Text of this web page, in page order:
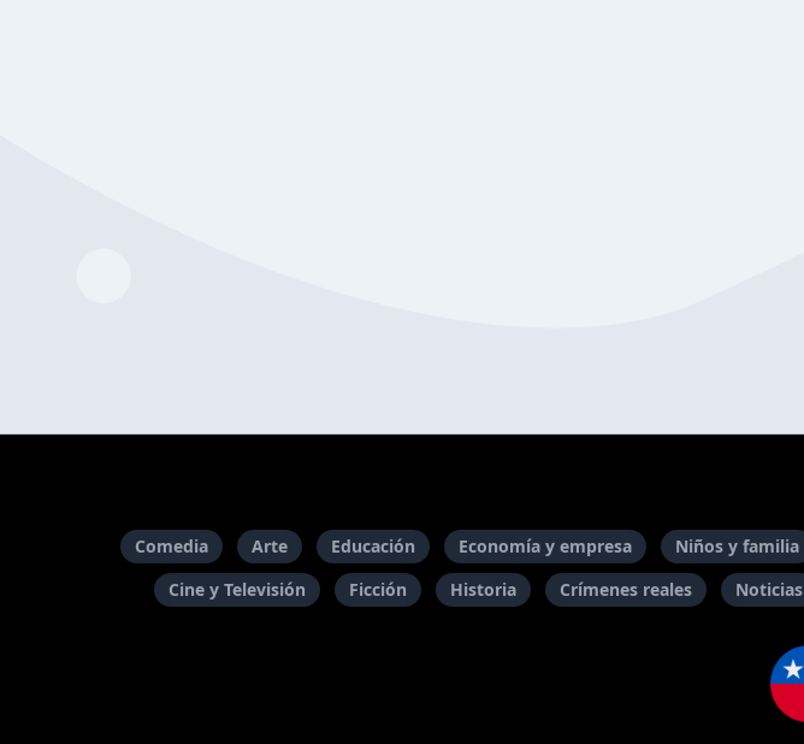
Comedia Arte Educación Economía y empresa Niños y familia
Cine y Televisión
Ficción Historia Crímenes reales Noticias